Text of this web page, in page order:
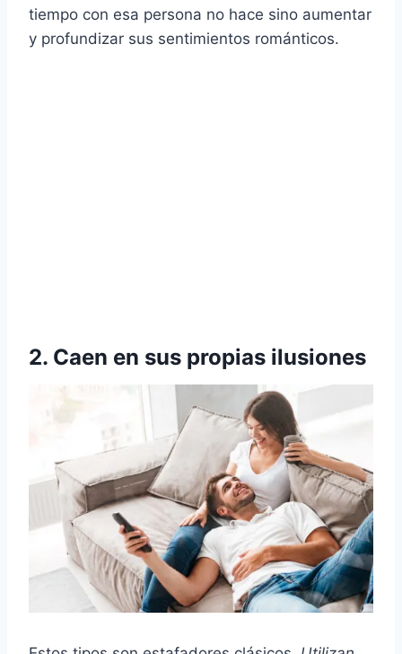
tiempo con esa persona no hace sino aumentar
y profundizar sus sentimientos románticos.
2. Caen en sus propias ilusiones